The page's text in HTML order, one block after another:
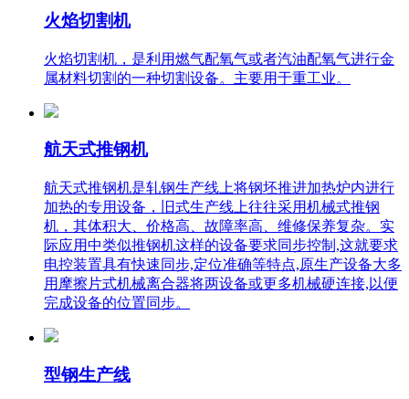
火焰切割机
火焰切割机，是利用燃气配氧气或者汽油配氧气进行金
属材料切割的一种切割设备。主要用于重工业。
航天式推钢机
航天式推钢机是轧钢生产线上将钢坯推进加热炉内进行
加热的专用设备，旧式生产线上往往采用机械式推钢
机，其体积大、价格高、故障率高、维修保养复杂。实
际应用中类似推钢机这样的设备要求同步控制,这就要求
电控装置具有快速同步,定位准确等特点,原生产设备大多
用摩擦片式机械离合器将两设备或更多机械硬连接,以便
完成设备的位置同步。
型钢生产线